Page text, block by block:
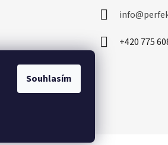
Souhlasím
info@
+420 775